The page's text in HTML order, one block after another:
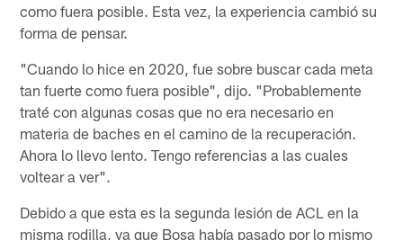
como fuera posible. Esta vez, la experiencia cambió su
forma de pensar.
"Cuando lo hice en 2020, fue sobre buscar cada meta
tan fuerte como fuera posible", dijo. "Probablemente
traté con algunas cosas que no era necesario en
materia de baches en el camino de la recuperación.
Ahora lo llevo lento. Tengo referencias a las cuales
voltear a ver".
Debido a que esta es la segunda lesión de ACL en la
misma rodilla, ya que Bosa había pasado por lo mismo